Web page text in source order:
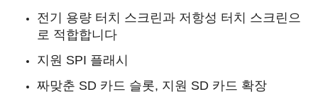
전기 용량 터치 스크린과 저항성 터치 스크린으
로 적합합니다
지원 SPI 플래시
짜맞춘 SD 카드 슬롯, 지원 SD 카드 확장